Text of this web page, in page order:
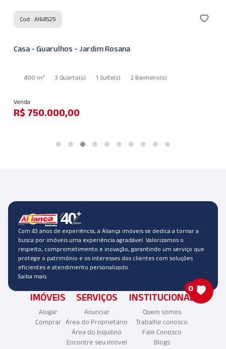
Cod : AI64525
Casa - Guarulhos - Jardim Rosana
400 m² 3 Quarto(s) 1 Suíte(s) 2 Banheiro(s)
Venda
R$ 750.000,00
Com 43 anos de experiência, a Aliança imóveis se dedica a tornar a
busca por imóveis uma experiência agradável. Valorizamos o
respeito, comprometimento e inovação, garantindo um serviço que
protege o patrimônio e os interesses dos clientes com soluções
eficientes e atendimento personalizado.
Saiba mais
IMÓVEIS
Alugar
Comprar
SERVIÇOS
Anunciar
Área do Proprietário
Área do Inquilino
Encontre seu imóvel
INSTITUCIONAL
Quem somos
Trabalhe conosco
Fale Conosco
Blogs
0